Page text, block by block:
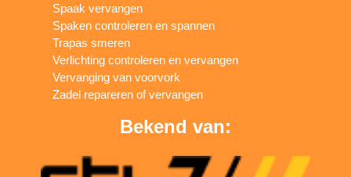
Spaak vervangen
Spaken controleren en spannen
Trapas smeren
Verlichting controleren en vervangen
Vervanging van voorvork
Zadel repareren of vervangen
Bekend van: